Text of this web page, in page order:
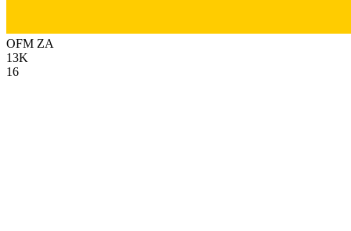
OFM ZA
13K
16